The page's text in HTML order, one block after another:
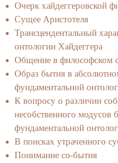
Очерк хайдеггеровской
Сущее Аристотеля
Трансцендентальный
онтологии Хайдеггера
Общение в философском
Образ бытия в
фундаментальной
К вопросу о различии
несобственного модусов
фундаментальной
В поисках утраченного
Понимание со-бытия